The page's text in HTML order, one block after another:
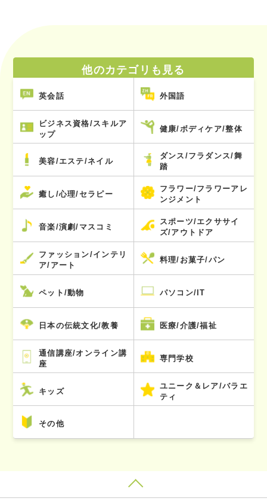
他のカテゴリも見る
英会話 外国語
ビジネス資格/スキルア
ップ
健康/ボディケア/整体
美容/エステ/ネイル
ダンス/フラダンス/舞
踏
癒し/心理/セラピー
フラワー/フラワーアレ
ンジメント
音楽/演劇/マスコミ
スポーツ/エクササイ
ズ/アウトドア
ファッション/インテリ
ア/アート
料理/お菓子/パン
ペット/動物 パソコン/IT
日本の伝統文化/教養 医療/介護/福祉
通信講座/オンライン講
座
専門学校
キッズ
ユニーク＆レア/バラエ
ティ
その他